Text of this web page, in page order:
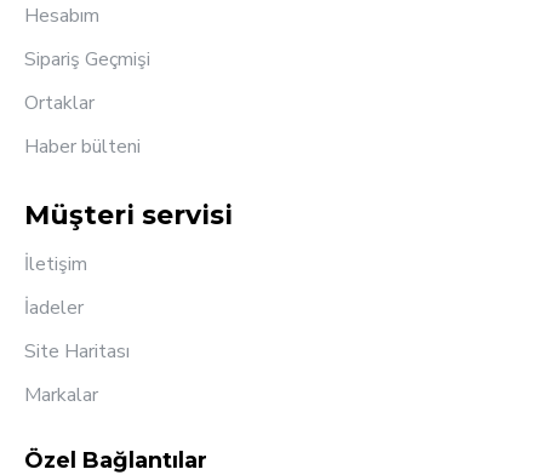
Hesabım
Sipariş Geçmişi
Ortaklar
Haber bülteni
Müşteri servisi
İletişim
İadeler
Site Haritası
Markalar
Özel Bağlantılar